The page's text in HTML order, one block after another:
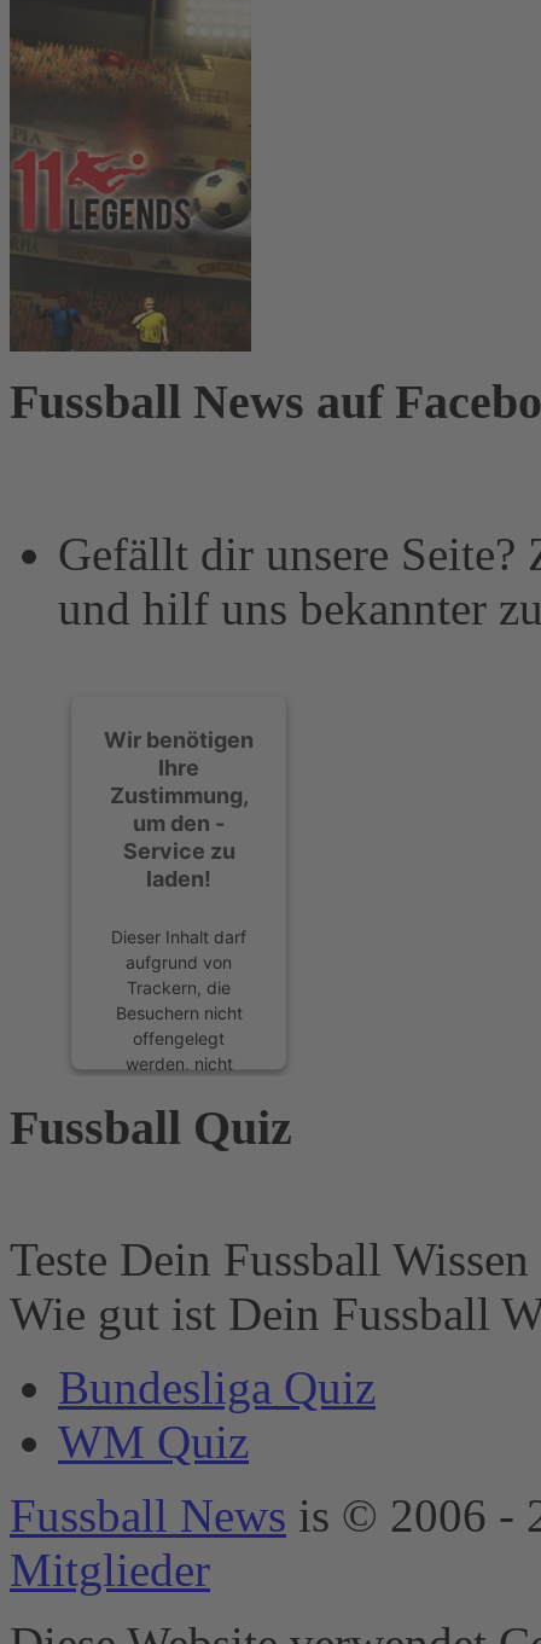
Fussball News auf
Gefällt dir unsere Seite?
und hilf uns bekannter
Wir benötigen
Ihre
Zustimmung,
um den -
Service zu
laden!
Dieser Inhalt darf
aufgrund von
Trackern, die
Besuchern nicht
offengelegt
werden, nicht
Der Besitzer der
Website muss diese
Liste der
verwendeten
hinzuzufügen.
Usercentrics
Consent
Management
Platform&
Fussball Quiz
Teste Dein Fussball
Wie gut ist Dein Fussball
Bundesliga Quiz
WM Quiz
Fussball News is © 2006 -
Mitglieder